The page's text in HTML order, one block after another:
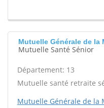
Mutuelle Générale de la
Mutuelle Santé Sénior
Département: 13
Mutuelle santé retraite
Mutuelle Générale de la